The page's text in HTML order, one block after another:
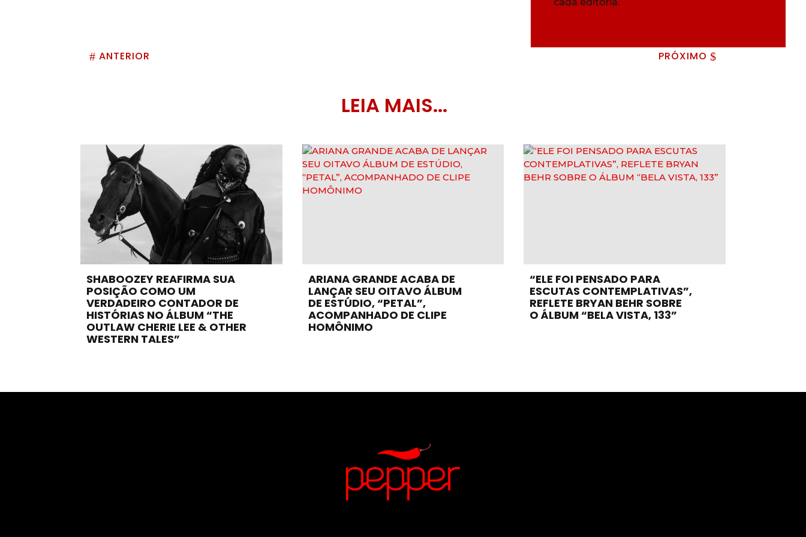
cada editoria.
# ANTERIOR PRÓXIMO $
LEIA MAIS...
SHABOOZEY REAFIRMA SUA
POSIÇÃO COMO UM
VERDADEIRO CONTADOR DE
HISTÓRIAS NO ÁLBUM “THE
OUTLAW CHERIE LEE & OTHER
WESTERN TALES”
ARIANA GRANDE ACABA DE
LANÇAR SEU OITAVO ÁLBUM
DE ESTÚDIO, “PETAL”,
ACOMPANHADO DE CLIPE
HOMÔNIMO
“ELE FOI PENSADO PARA
ESCUTAS CONTEMPLATIVAS”,
REFLETE BRYAN BEHR SOBRE
O ÁLBUM “BELA VISTA, 133”